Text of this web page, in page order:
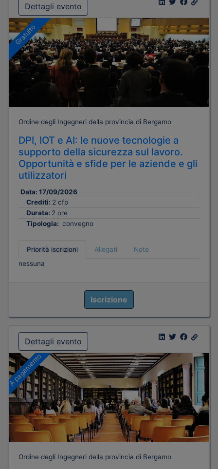
Dettagli evento
Gratuito
Ordine degli Ingegneri della provincia di Bergamo
DPI, IOT e AI: le nuove tecnologie a
supporto della sicurezza sul lavoro.
Opportunità e sfide per le aziende e gli
utilizzatori
Data: 17/09/2026
Crediti: 2 cfp
Durata: 2 ore
Tipologia: convegno
Priorità iscrizioni Allegati
Note
nessuna
Iscrizione
Dettagli evento
A pagamento
Ordine degli Ingegneri della provincia di Bergamo